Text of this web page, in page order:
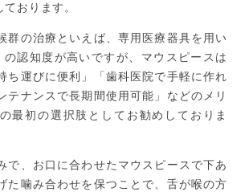
おります。
群の治療といえば、専用医療器具を用い
の認知度が高いですが、マウスピースは
ち運びに便利」「歯科医院で手軽に作れ
テナンスで長期間使用可能」などのメリ
最初の選択肢としてお勧めしておりま
で、お口に合わせたマウスピースで下あ
た噛み合わせを保つことで、舌が喉の方